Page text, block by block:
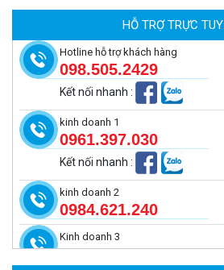
HỖ TRỢ TRỰC
Hotline hỗ trợ khách hàng
098.505.2429
Kết nối nhanh :
kinh doanh 1
0961.397.030
Kết nối nhanh :
kinh doanh 2
0984.621.240
Kinh doanh 3
2.350.000 đ
MUA NGAY
Camera báo cháy 4MP